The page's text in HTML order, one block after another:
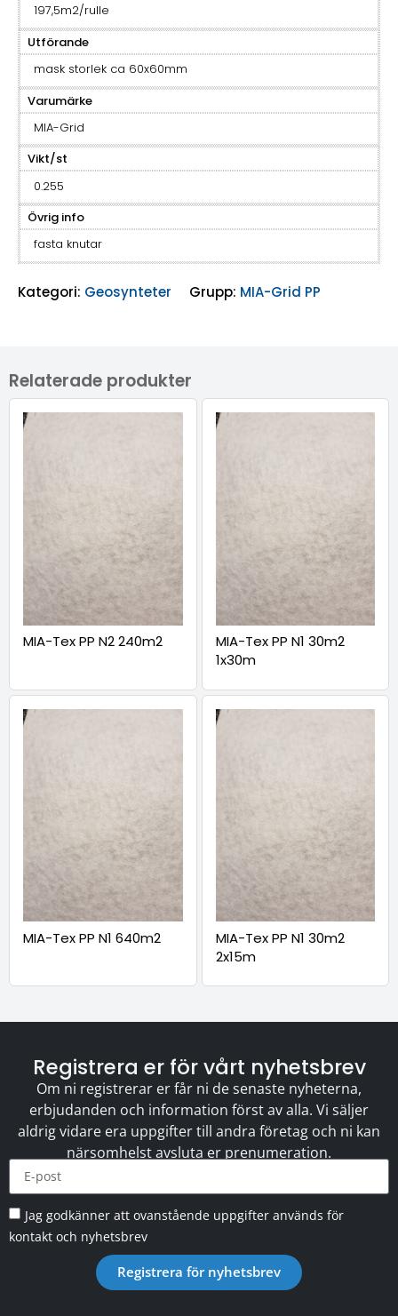
197,5m2/rulle
Utförande
mask storlek ca 60x60mm
Varumärke
MIA-Grid
Vikt/st
0.255
Övrig info
fasta knutar
Kategori: Geosynteter Grupp: MIA-Grid PP
Relaterade produkter
MIA-Tex PP N2 240m2
MIA-Tex PP N1 30m2
1x30m
MIA-Tex PP N1 640m2
MIA-Tex PP N1 30m2
2x15m
Registrera er för vårt nyhetsbrev
Om ni registrerar er får ni de senaste nyheterna,
erbjudanden och information först av alla. Vi säljer
aldrig vidare era uppgifter till andra företag och ni kan
närsomhelst avsluta er prenumeration.
Jag godkänner att ovanstående uppgifter används för
kontakt och nyhetsbrev
Registrera för nyhetsbrev